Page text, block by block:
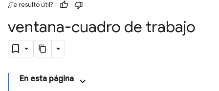
¿Te resultó útil?
ventana-cuadro de trabajo
En esta página